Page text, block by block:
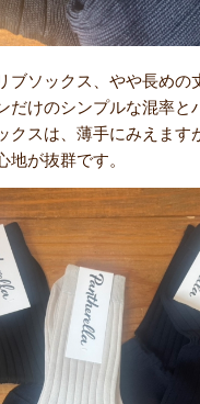
ブソックス、やや長めの
だけのシンプルな混率と
クスは、薄手にみえます
地が抜群です。